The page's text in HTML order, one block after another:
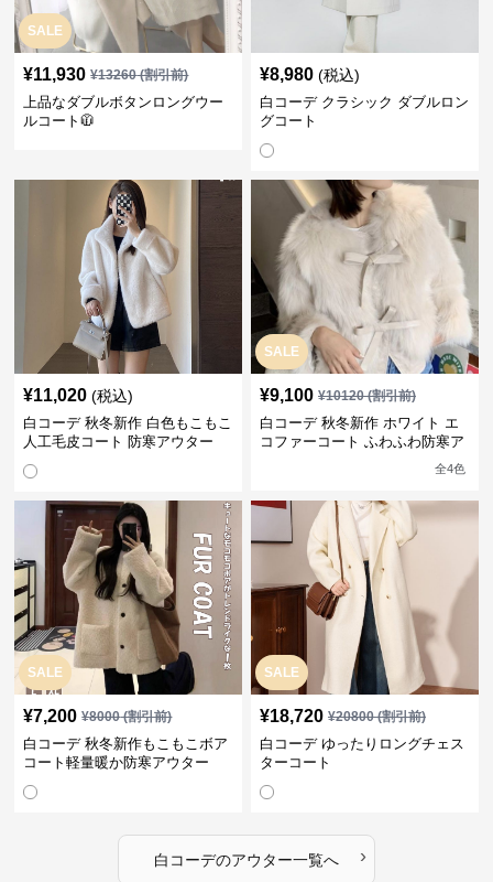
SALE
¥11,930 ¥13260(割引前)
上品なダブルボタンロングウー
ルコート🧥
¥8,980 (税込)
白コーデ クラシック ダブルロン
グコート
¥11,020 (税込)
白コーデ 秋冬新作 白色もこもこ
人工毛皮コート 防寒アウター
SALE
¥9,100 ¥10120(割引前)
白コーデ 秋冬新作 ホワイト エ
コファーコート ふわふわ防寒ア
全4色
SALE
¥7,200 ¥8000(割引前)
白コーデ 秋冬新作もこもこボア
コート軽量暖か防寒アウター
SALE
¥18,720 ¥20800(割引前)
白コーデ ゆったりロングチェス
ターコート
白コーデのアウター一覧へ ›